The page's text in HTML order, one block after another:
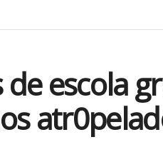
escola